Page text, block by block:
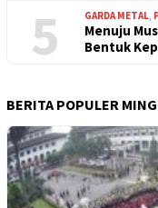
5 GARDA METAL,
Menuju
Bentuk
BERITA POPULER